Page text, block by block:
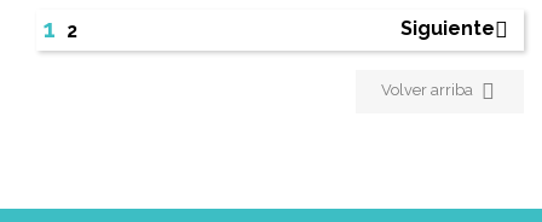
1 2 Siguiente
Volver arriba 